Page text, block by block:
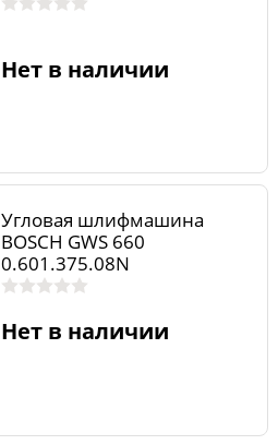
Нет в наличии
Угловая шлифмашина
BOSCH GWS 660
0.601.375.08N
Нет в наличии